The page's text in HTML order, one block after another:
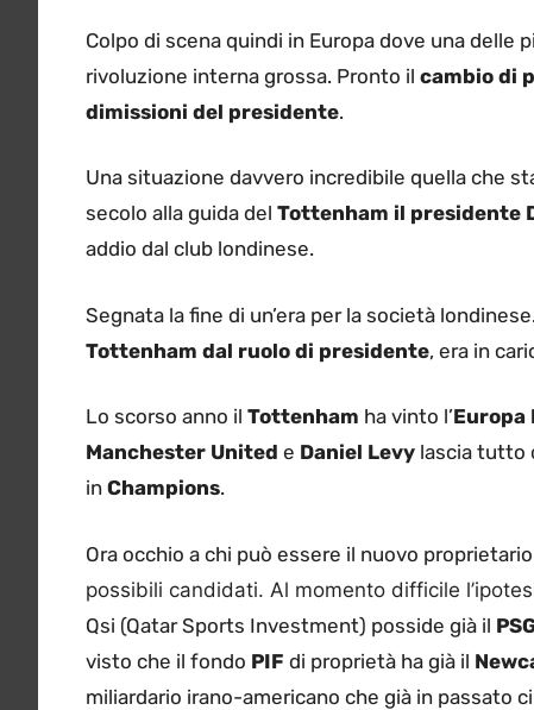
Colpo di scena quindi in Europa dove una delle
rivoluzione interna grossa. Pronto il cambio di
dimissioni del presidente.
Una situazione davvero incredibile quella che
secolo alla guida del Tottenham il presidente
addio dal club londinese.
Segnata la fine di un’era per la società
Tottenham dal ruolo di presidente, era in
Lo scorso anno il Tottenham ha vinto l’Europa
Manchester United e Daniel Levy lascia tutto
in Champions.
Ora occhio a chi può essere il nuovo
possibili candidati. Al momento difficile
Qsi (Qatar Sports Investment) posside già il
visto che il fondo PIF di proprietà ha già il
miliardario irano-americano che già in passato